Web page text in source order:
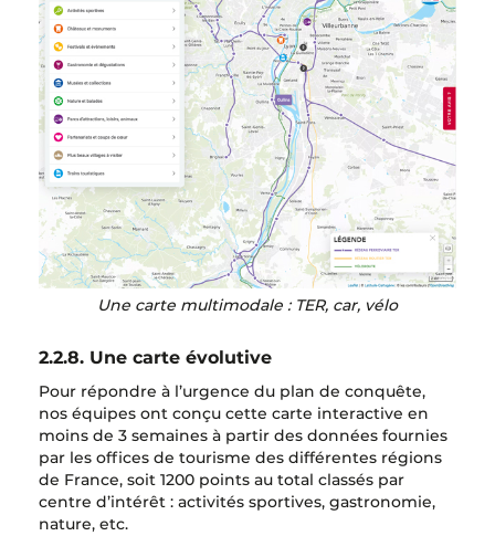
Une carte multimodale : TER, car, vélo
2.2.8. Une carte évolutive
Pour répondre à l’urgence du plan de conquête,
nos équipes ont conçu cette carte interactive en
moins de 3 semaines à partir des données fournies
par les offices de tourisme des différentes régions
de France, soit 1200 points au total classés par
centre d’intérêt : activités sportives, gastronomie,
nature, etc.